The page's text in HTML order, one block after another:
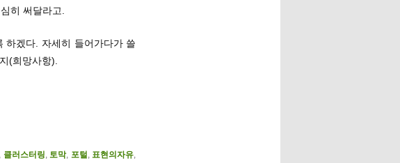
히 써달라고.
겠다. 자세히 들어가다가 쓸
(희망사항).
클러스터링 토막, 포털 표현의자유